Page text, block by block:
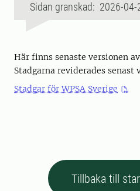
Sidan granskad: 2026-04-
Här finns senaste versionen
Stadgarna reviderades senast
Stadgar för WPSA Sverige
Tillbaka till